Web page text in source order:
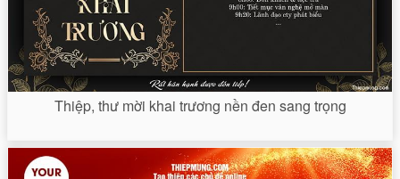
Thiệp, thư mời khai trương nền đen sang trọng